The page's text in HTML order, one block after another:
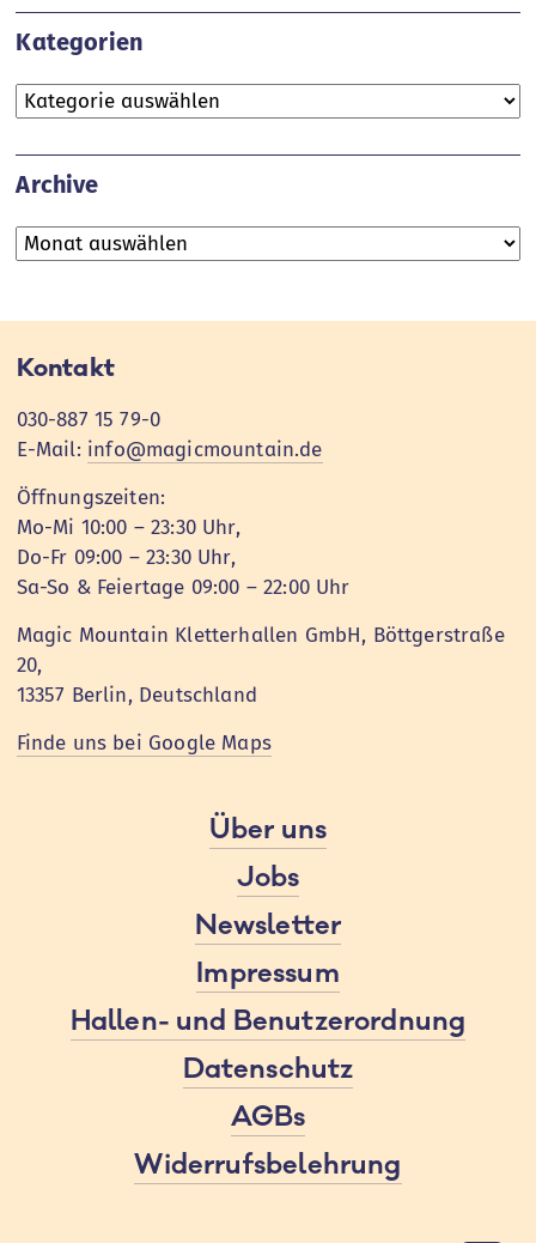
Kategorien
Kategorien
Archive
Archive
Kontakt
030-887 15 79-0
E-Mail: info@magicmountain.de
Öffnungszeiten:
Mo-Mi 10:00 – 23:30 Uhr,
Do-Fr 09:00 – 23:30 Uhr,
Sa-So & Feiertage 09:00 – 22:00 Uhr
Magic Mountain Kletterhallen GmbH, Böttgerstraße
20,
13357 Berlin, Deutschland
Finde uns bei Google Maps
Über uns
Jobs
Newsletter
Impressum
Hallen- und Benutzerordnung
Datenschutz
AGBs
Widerrufsbelehrung